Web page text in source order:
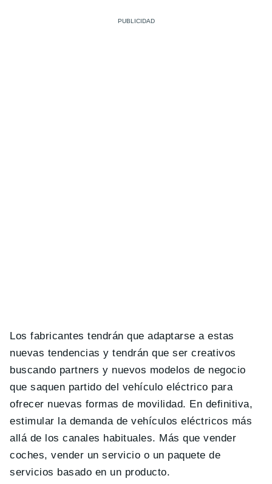
Los fabricantes tendrán que adaptarse a estas
nuevas tendencias y tendrán que ser creativos
buscando partners y nuevos modelos de negocio
que saquen partido del vehículo eléctrico para
ofrecer nuevas formas de movilidad. En definitiva,
estimular la demanda de vehículos eléctricos más
allá de los canales habituales. Más que vender
coches, vender un servicio o un paquete de
servicios basado en un producto.